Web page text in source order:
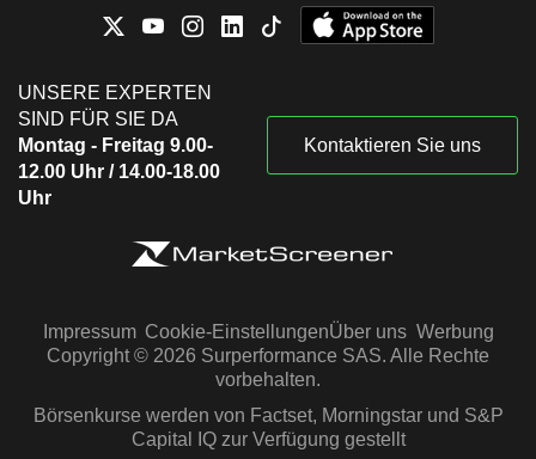
UNSERE EXPERTEN
SIND FÜR SIE DA
Montag - Freitag 9.00-
12.00 Uhr / 14.00-18.00
Uhr
Kontaktieren Sie uns
Impressum Cookie-EinstellungenÜber uns Werbung
Copyright © 2026 Surperformance SAS. Alle Rechte
vorbehalten.
Börsenkurse werden von Factset, Morningstar und S&P
Capital IQ zur Verfügung gestellt